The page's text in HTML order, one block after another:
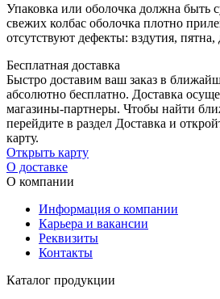
Упаковка или оболочка должна быть
свежих колбас оболочка плотно
отсутствуют дефекты: вздутия,
Бесплатная доставка
Быстро доставим ваш заказ в
абсолютно бесплатно. Доставка
магазины-партнеры. Чтобы найти
перейдите в раздел Доставка и
карту.
Открыть карту
О доставке
О компании
Информация о компании
Карьера и вакансии
Реквизиты
Контакты
Каталог продукции